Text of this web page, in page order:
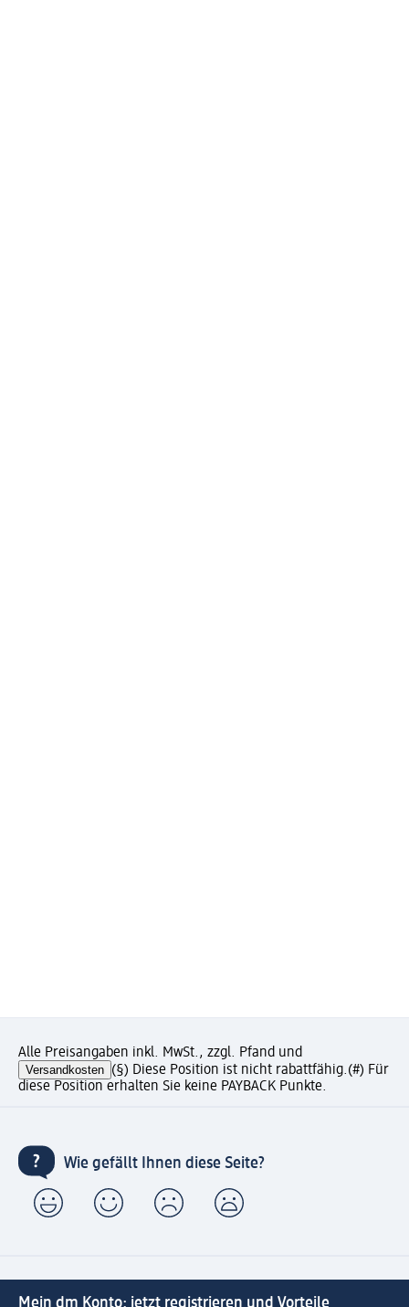
Alle Preisangaben inkl. MwSt., zzgl. Pfand und
Versandkosten (§) Diese Position ist nicht rabattfähig.(#) Für
diese Position erhalten Sie keine PAYBACK Punkte.
Wie gefällt Ihnen diese Seite?
Mein dm Konto: jetzt registrieren und Vorteile